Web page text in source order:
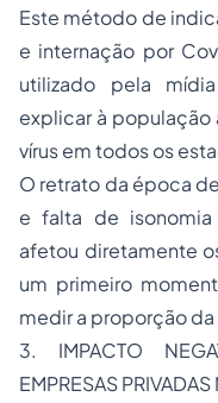
Este método de
e internação por
utilizado pela
explicar à
vírus em todos os
O retrato da época
e falta de
afetou diretamente
um primeiro
medir a proporção
3. IMPACTO
EMPRESAS